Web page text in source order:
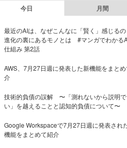
今日 月間
最近のAIは、なぜこんなに「賢く」感じる
進化の裏にあるモノとは #マンガでわかる
仕組み 第2話
AWS、7月27日週に発表した新機能をまと
介
技術的負債の誤解 〜「測れないから説明
い」を越えることと認知的負債について〜
Google Workspaceで7月27日週に発表され
機能をまとめて紹介